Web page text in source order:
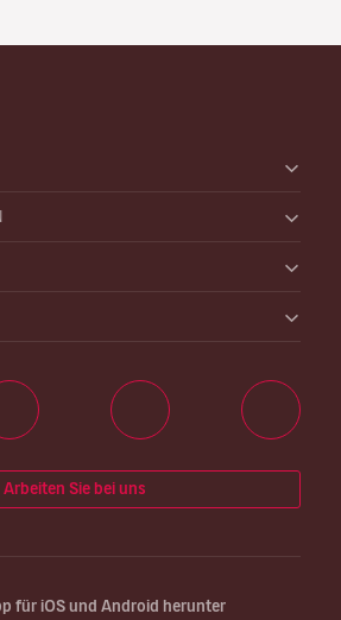
Arbeiten Sie bei uns
für iOS und Android herunter